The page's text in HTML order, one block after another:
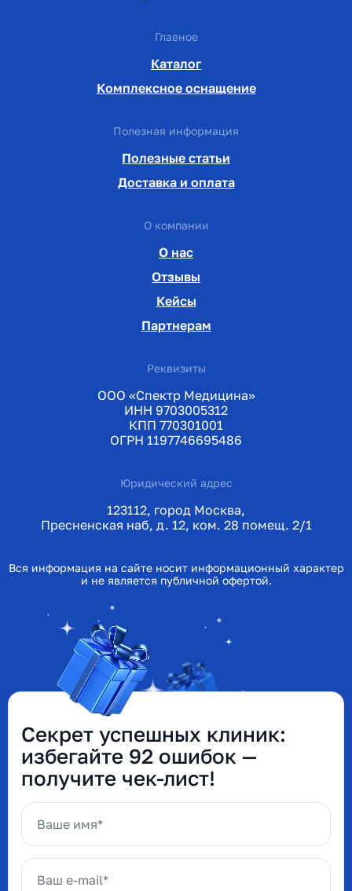
Главное
Каталог
Комплексное оснащение
Полезная информация
Полезные статьи
Доставка и оплата
О компании
О нас
Отзывы
Кейсы
Партнерам
Реквизиты
ООО «Спектр Медицина»
ИНН 9703005312
КПП 770301001
ОГРН 1197746695486
Юридический адрес
123112, город Москва,
Пресненская наб, д. 12, ком. 28 помещ. 2/1
Вся информация на сайте носит информационный характер
и не является публичной офертой.
Секрет успешных клиник:
избегайте 92 ошибок —
получите чек-лист!